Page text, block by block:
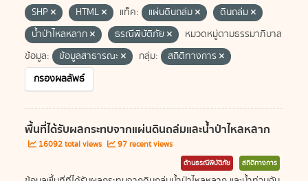
SHP
HTML แท็ค: แผ่นดินถล่ม
ดินถล่ม
น้ำป่าไหลหลาก
ธรณีพิบัติภัย
หมวดหมู่ตามธรรมาภิบาล
ข้อมูล:
ข้อมูลสาธารณะ กลุ่ม:
สถิติทางการ
กรองผลลัพธ์
พื้นที่ได้รับผลกระทบจากแผ่นดินถล่มและน้ำป่าไหลหลาก
16092 total views 97 recent views
ด้านธรณีพิบัติภัย สถิติทางการ